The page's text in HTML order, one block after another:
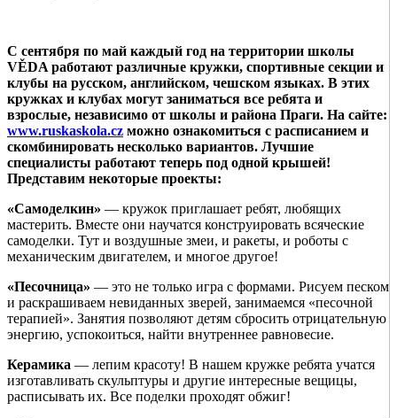
С сентября по май каждый год на территории школы
VĚDA работают различные кружки, спортивные секции и
клубы на русском, английском, чешском языках. В этих
кружках и клубах могут заниматься все ребята и
взрослые, независимо от школы и района Праги. На сайте:
www.ruskaskola.cz можно ознакомиться с расписанием и
скомбинировать несколько вариантов. Лучшие
специалисты работают теперь под одной крышей!
Представим некоторые проекты:
«Самоделкин» — кружок приглашает ребят, любящих
мастерить. Вместе они научатся конструировать всяческие
самоделки. Тут и воздушные змеи, и ракеты, и роботы с
механическим двигателем, и многое другое!
«Песочница» — это не только игра с формами. Рисуем песком
и раскрашиваем невиданных зверей, занимаемся «песочной
терапией». Занятия позволяют детям сбросить отрицательную
энергию, успокоиться, найти внутреннее равновесие.
Керамика — лепим красоту! В нашем кружке ребята учатся
изготавливать скульптуры и другие интересные вещицы,
расписывать их. Все поделки проходят обжиг!